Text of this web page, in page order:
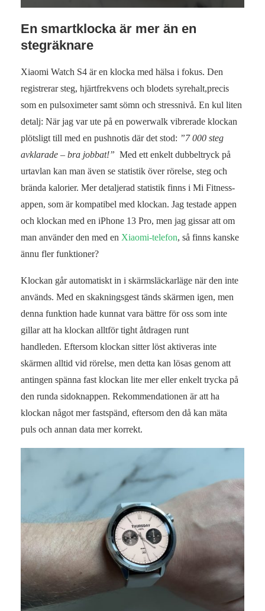
En smartklocka är mer än en
stegräknare
Xiaomi Watch S4 är en klocka med hälsa i fokus. Den
registrerar steg, hjärtfrekvens och blodets syrehalt,precis
som en pulsoximeter samt sömn och stressnivå. En kul liten
detalj: När jag var ute på en powerwalk vibrerade klockan
plötsligt till med en pushnotis där det stod: ”7 000 steg
avklarade – bra jobbat!” Med ett enkelt dubbeltryck på
urtavlan kan man även se statistik över rörelse, steg och
brända kalorier. Mer detaljerad statistik finns i Mi Fitness-
appen, som är kompatibel med klockan. Jag testade appen
och klockan med en iPhone 13 Pro, men jag gissar att om
man använder den med en Xiaomi-telefon, så finns kanske
ännu fler funktioner?
Klockan går automatiskt in i skärmsläckarläge när den inte
används. Med en skakningsgest tänds skärmen igen, men
denna funktion hade kunnat vara bättre för oss som inte
gillar att ha klockan alltför tight åtdragen runt
handleden. Eftersom klockan sitter löst aktiveras inte
skärmen alltid vid rörelse, men detta kan lösas genom att
antingen spänna fast klockan lite mer eller enkelt trycka på
den runda sidoknappen. Rekommendationen är att ha
klockan något mer fastspänd, eftersom den då kan mäta
puls och annan data mer korrekt.